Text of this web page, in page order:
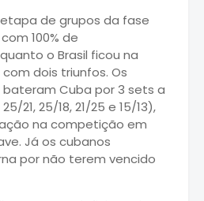
de grupos da fase
100% de
o Brasil ficou na
dois triunfos. Os
bateram Cuba por 3 sets a
21, 25/18, 21/25 e 15/13),
na competição em
Já os cubanos
por não terem vencido